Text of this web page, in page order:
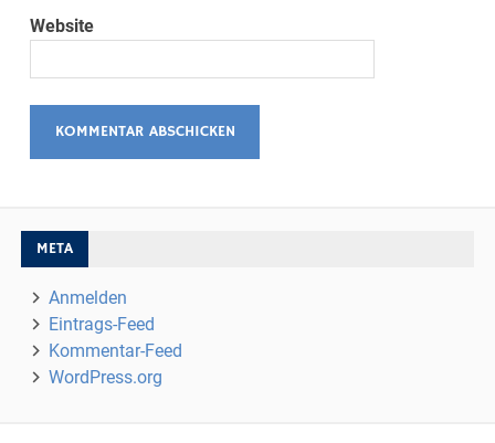
Website
META
Anmelden
Eintrags-Feed
Kommentar-Feed
WordPress.org